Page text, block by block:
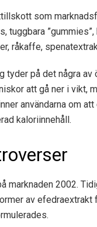
som
tuggbara
råkaffe,
tyder på det några av
att gå ner i vikt,
användarna om
kaloriinnehåll.
marknaden 2002.
av efedraextrakt